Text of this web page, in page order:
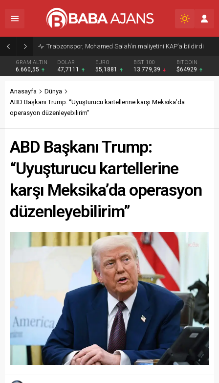
Trabzonspor, Mohamed Salah’ın maliyetini KAP’a bildirdi
GRAM ALTIN
6.660,55
DOLAR
47,7111
EURO
55,1881
BIST 100
13.779,39
BITCOIN
$64929
Anasayfa
Dünya
ABD Başkanı Trump: “Uyuşturucu kartellerine karşı Meksika’da
operasyon düzenleyebilirim”
ABD Başkanı Trump:
“Uyuşturucu kartellerine
karşı Meksika’da operasyon
düzenleyebilirim”